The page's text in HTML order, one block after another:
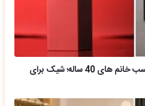
ایده آل ترین رنگ های رژ لب مناسب خانم های 40 ساله؛ شیک برای